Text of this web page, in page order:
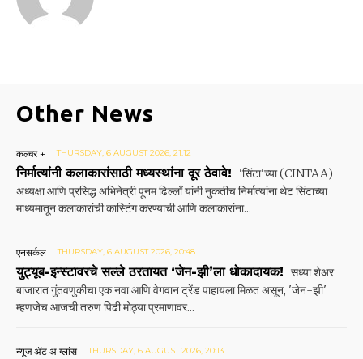
Other News
कल्चर + THURSDAY, 6 AUGUST 2026, 21:12
निर्मात्यांनी कलाकारांसाठी मध्यस्थांना दूर ठेवावे!
'सिंटा'च्या (CINTAA)
अध्यक्षा आणि प्रसिद्ध अभिनेत्री पूनम ढिल्लाँ यांनी नुकतीच निर्मात्यांना थेट सिंटाच्या
माध्यमातून कलाकारांची कास्टिंग करण्याची आणि कलाकारांना...
एनसर्कल THURSDAY, 6 AUGUST 2026, 20:48
युट्यूब-इन्स्टावरचे सल्ले ठरतायत ‘जेन-झी’ला धोकादायक! सध्या शेअर
बाजारात गुंतवणुकीचा एक नवा आणि वेगवान ट्रेंड पाहायला मिळत असून, 'जेन-झी'
म्हणजेच आजची तरुण पिढी मोठ्या प्रमाणावर...
न्यूज ॲट अ ग्लांस THURSDAY, 6 AUGUST 2026, 20:13